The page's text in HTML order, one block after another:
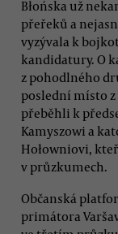
Błońska už
přeřeků a
vyzývala k
kandidatury. O
z pohodlného
poslední místo
přeběhli k
Kamyszowi a
Hołowniovi,
v průzkumech.
Občanská
primátora